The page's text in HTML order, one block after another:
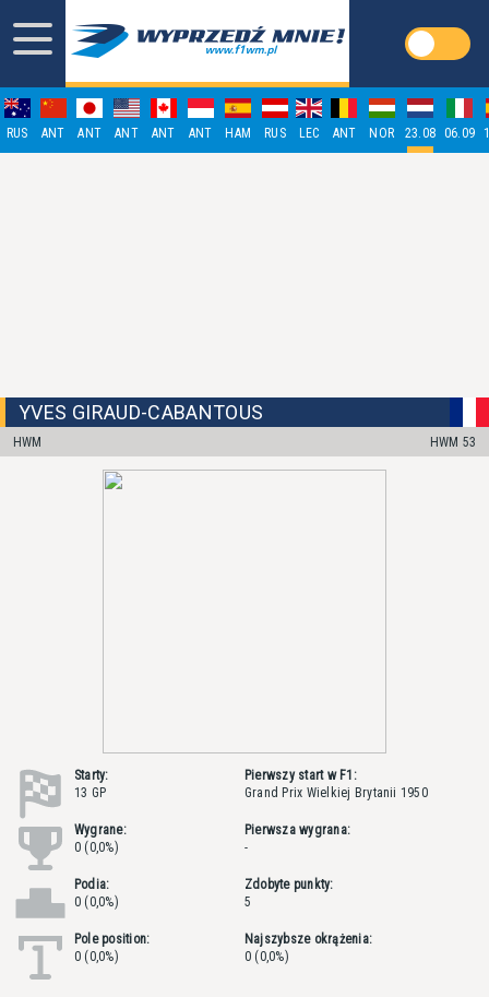
RUS ANT ANT ANT ANT ANT HAM RUS LEC ANT NOR 23.08 06.09
YVES GIRAUD-CABANTOUS
HWM HWM 53
Starty:
13 GP
Pierwszy start w F1:
Grand Prix Wielkiej Brytanii 1950
Wygrane:
0 (0,0%)
Pierwsza wygrana:
-
Podia:
0 (0,0%)
Zdobyte punkty:
5
Pole position:
0 (0,0%)
Najszybsze okrążenia:
0 (0,0%)